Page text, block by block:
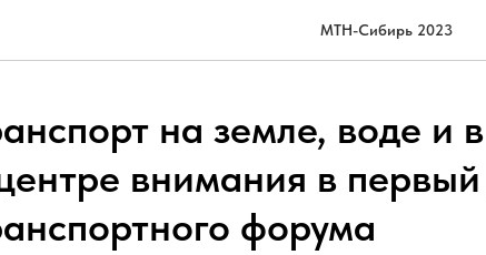
МТН-Сибирь 2023
на земле, воде и
внимания в
форума